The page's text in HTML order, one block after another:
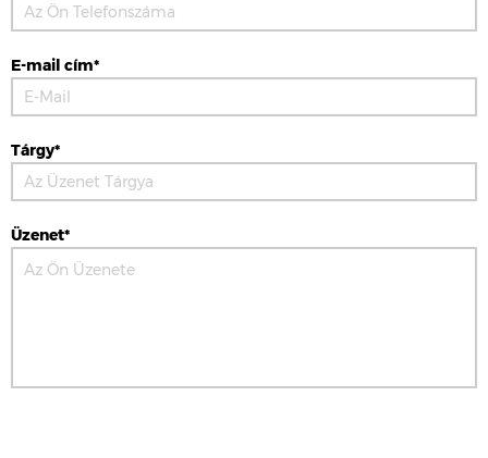
E-mail cím*
Tárgy*
Üzenet*